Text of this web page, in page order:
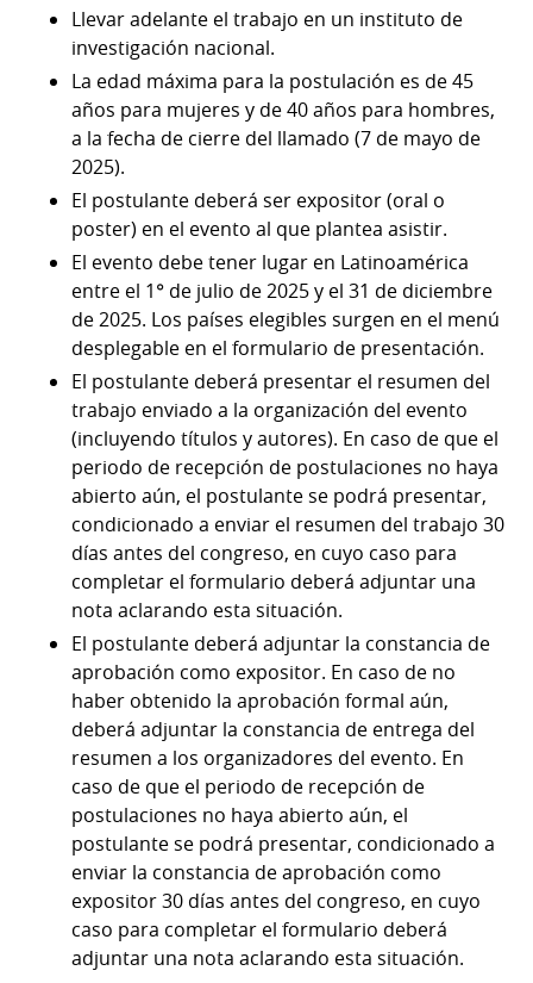
Llevar adelante el trabajo en un instituto de
investigación nacional.
La edad máxima para la postulación es de 45
años para mujeres y de 40 años para hombres,
a la fecha de cierre del llamado (7 de mayo de
2025).
El postulante deberá ser expositor (oral o
poster) en el evento al que plantea asistir.
El evento debe tener lugar en Latinoamérica
entre el 1° de julio de 2025 y el 31 de diciembre
de 2025. Los países elegibles surgen en el menú
desplegable en el formulario de presentación.
El postulante deberá presentar el resumen del
trabajo enviado a la organización del evento
(incluyendo títulos y autores). En caso de que el
periodo de recepción de postulaciones no haya
abierto aún, el postulante se podrá presentar,
condicionado a enviar el resumen del trabajo 30
días antes del congreso, en cuyo caso para
completar el formulario deberá adjuntar una
nota aclarando esta situación.
El postulante deberá adjuntar la constancia de
aprobación como expositor. En caso de no
haber obtenido la aprobación formal aún,
deberá adjuntar la constancia de entrega del
resumen a los organizadores del evento. En
caso de que el periodo de recepción de
postulaciones no haya abierto aún, el
postulante se podrá presentar, condicionado a
enviar la constancia de aprobación como
expositor 30 días antes del congreso, en cuyo
caso para completar el formulario deberá
adjuntar una nota aclarando esta situación.